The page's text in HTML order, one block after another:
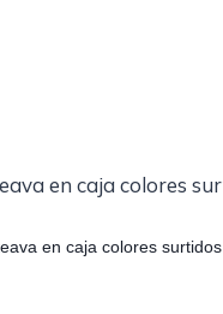
en caja colores surtidos